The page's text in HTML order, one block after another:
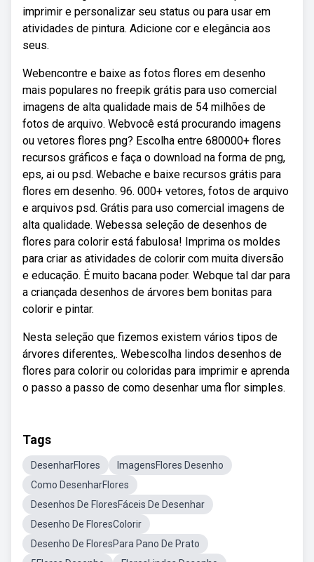
imprimir e personalizar seu status ou para usar em
atividades de pintura. Adicione cor e elegância aos
seus.
Webencontre e baixe as fotos flores em desenho
mais populares no freepik grátis para uso comercial
imagens de alta qualidade mais de 54 milhões de
fotos de arquivo. Webvocê está procurando imagens
ou vetores flores png? Escolha entre 680000+ flores
recursos gráficos e faça o download na forma de png,
eps, ai ou psd. Webache e baixe recursos grátis para
flores em desenho. 96. 000+ vetores, fotos de arquivo
e arquivos psd. Grátis para uso comercial imagens de
alta qualidade. Webessa seleção de desenhos de
flores para colorir está fabulosa! Imprima os moldes
para criar as atividades de colorir com muita diversão
e educação. É muito bacana poder. Webque tal dar para
a criançada desenhos de árvores bem bonitas para
colorir e pintar.
Nesta seleção que fizemos existem vários tipos de
árvores diferentes,. Webescolha lindos desenhos de
flores para colorir ou coloridas para imprimir e aprenda
o passo a passo de como desenhar uma flor simples.
Tags
DesenharFlores
ImagensFlores Desenho
Como DesenharFlores
Desenhos De FloresFáceis De Desenhar
Desenho De FloresColorir
Desenho De FloresPara Pano De Prato